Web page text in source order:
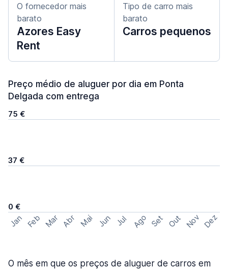
O fornecedor mais
barato
Azores Easy
Rent
Tipo de carro mais
barato
Carros pequenos
Preço médio de aluguer por dia em Ponta
Delgada com entrega
75 €
37 €
0 €
Jan Feb Mar Abr Mai Jun Jul Ago Set Out Nov Dez
O mês em que os preços de aluguer de carros em